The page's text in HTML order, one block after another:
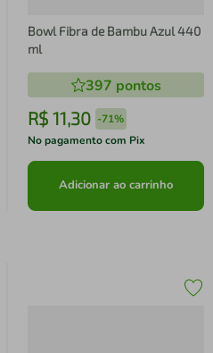
Bowl Fibra de Bambu Azul 440
ml
397 pontos
R$ 11,30 -71%
No pagamento com Pix
Adicionar ao carrinho